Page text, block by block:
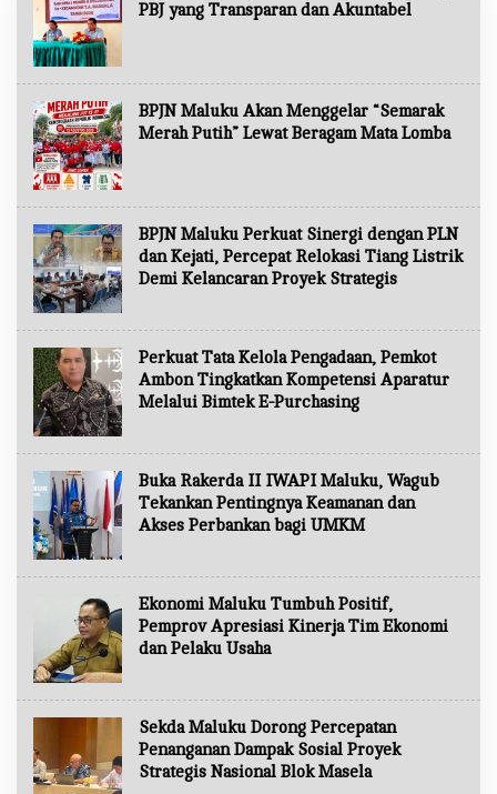
PBJ yang Transparan dan Akuntabel
BPJN Maluku Akan Menggelar “Semarak
Merah Putih” Lewat Beragam Mata Lomba
BPJN Maluku Perkuat Sinergi dengan PLN
dan Kejati, Percepat Relokasi Tiang Listrik
Demi Kelancaran Proyek Strategis
Perkuat Tata Kelola Pengadaan, Pemkot
Ambon Tingkatkan Kompetensi Aparatur
Melalui Bimtek E-Purchasing
Buka Rakerda II IWAPI Maluku, Wagub
Tekankan Pentingnya Keamanan dan
Akses Perbankan bagi UMKM
Ekonomi Maluku Tumbuh Positif,
Pemprov Apresiasi Kinerja Tim Ekonomi
dan Pelaku Usaha
Sekda Maluku Dorong Percepatan
Penanganan Dampak Sosial Proyek
Strategis Nasional Blok Masela